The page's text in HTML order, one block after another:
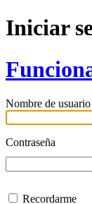
Iniciar
Nombre de
Contraseña
Recordarme